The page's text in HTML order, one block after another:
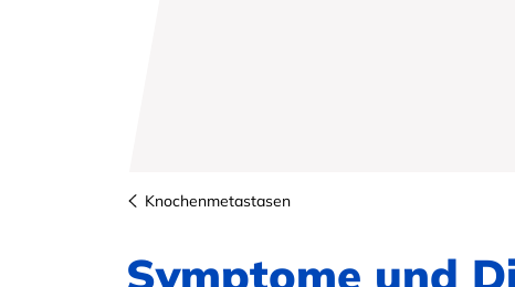
Knochenmetastasen
Symptome und